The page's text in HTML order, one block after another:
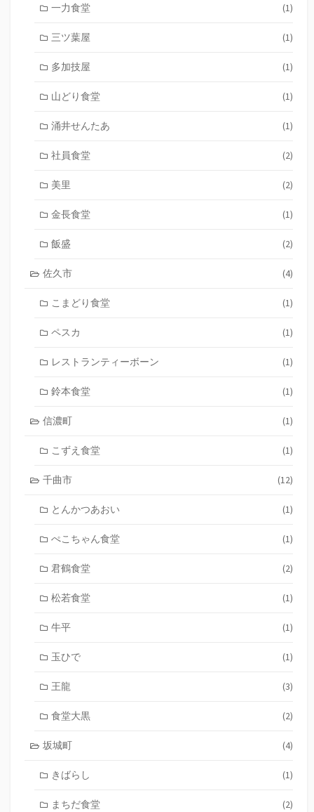
一力食堂 (1)
三ツ葉屋 (1)
多加技屋 (1)
山どり食堂 (1)
涌井せんたあ (1)
社員食堂 (2)
美里 (2)
金長食堂 (1)
飯盛 (2)
佐久市 (4)
こまどり食堂 (1)
ペスカ (1)
レストランティーボーン (1)
鈴本食堂 (1)
信濃町 (1)
こずえ食堂 (1)
千曲市 (12)
とんかつあおい (1)
ぺこちゃん食堂 (1)
君鶴食堂 (2)
松若食堂 (1)
牛平 (1)
玉ひで (1)
王龍 (3)
食堂大黒 (2)
坂城町 (4)
きばらし (1)
まちだ食堂 (2)